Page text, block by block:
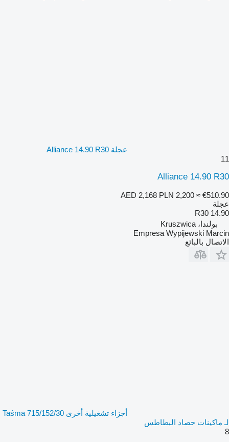
عجلة Alliance 14.90 R30
11
Alliance 14.90 R30
AED 2,168 PLN 2,200 ≈ €510.90
عجلة
14.90 R30
بولندا، Kruszwica
Empresa Wypijewski Marcin
الاتصال بالبائع
أجزاء تشغيلية أخرى Taśma 715/152/30
لـ ماكينات حصاد البطاطس
8